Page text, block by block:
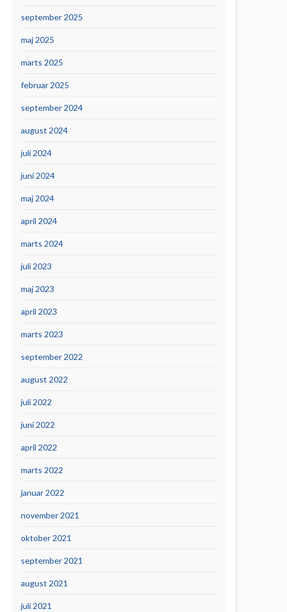
september 2025
maj 2025
marts 2025
februar 2025
september 2024
august 2024
juli 2024
juni 2024
maj 2024
april 2024
marts 2024
juli 2023
maj 2023
april 2023
marts 2023
september 2022
august 2022
juli 2022
juni 2022
april 2022
marts 2022
januar 2022
november 2021
oktober 2021
september 2021
august 2021
juli 2021